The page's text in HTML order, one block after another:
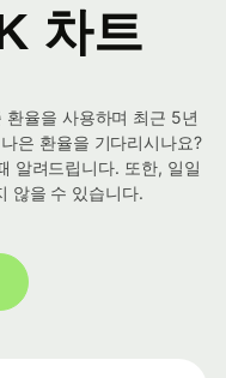
차트
율을 사용하며 최근 5년
은 환율을 기다리시나요?
알려드립니다. 또한, 일일
않을 수 있습니다.